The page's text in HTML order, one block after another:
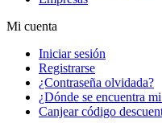
Mi cuenta
Iniciar sesión
Registrarse
¿Contraseña olvidada?
¿Dónde se encuentra
Canjear código